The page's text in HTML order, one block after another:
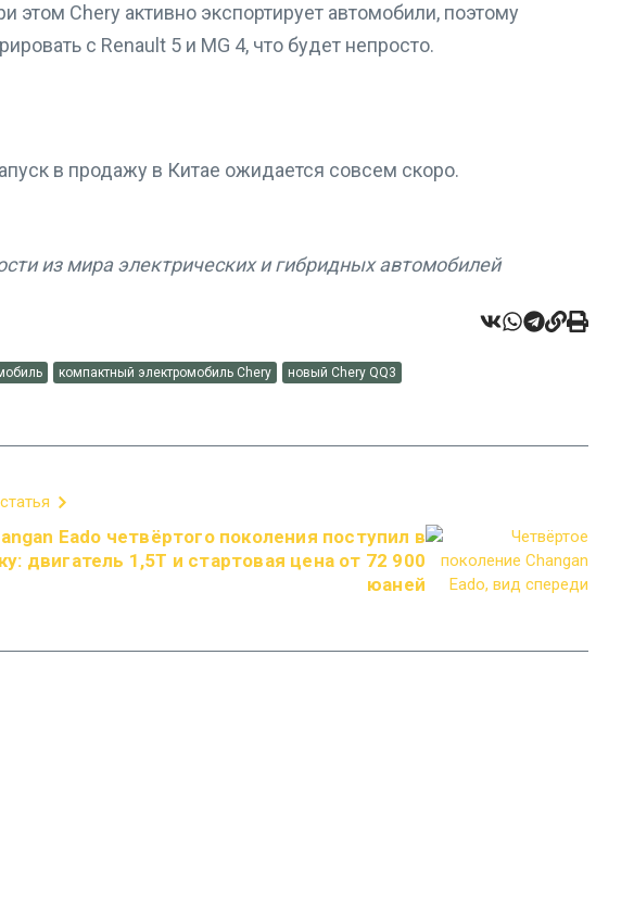
этом Chery активно экспортирует автомобили, поэтому
с Renault 5 и MG 4, что будет непросто.
в продажу в Китае ожидается совсем скоро.
из мира электрических и гибридных автомобилей
компактный электромобиль Chery новый Chery QQ3
Eado четвёртого поколения поступил в
двигатель 1,5T и стартовая цена от 72 900
юаней